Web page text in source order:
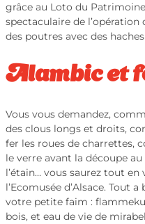
grâce au Loto du
spectaculaire de l’opération
des poutres avec des
Alambic et
Vous vous demandez,
des clous longs et droits,
fer les roues de charrettes,
le verre avant la découpe
l’étain… vous saurez tout
l’Ecomusée d’Alsace. Tout
votre petite faim :
bois, et eau de vie de